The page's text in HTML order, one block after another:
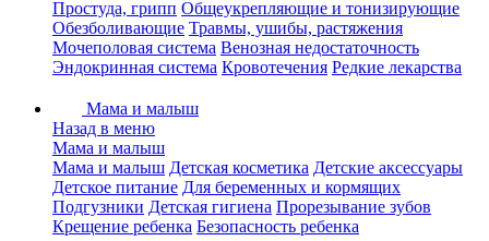
Простуда, грипп Общеукрепляющие и тонизирующие
Обезболивающие Травмы, ушибы, растяжения
Мочеполовая система Венозная недостаточность
Эндокринная система Кровотечения Редкие лекарства
Мама и малыш
Назад в меню
Мама и малыш
Мама и малыш Детская косметика Детские аксессуары
Детское питание Для беременных и кормящих
Подгузники Детская гигиена Прорезывание зубов
Крещение ребенка Безопасность ребенка